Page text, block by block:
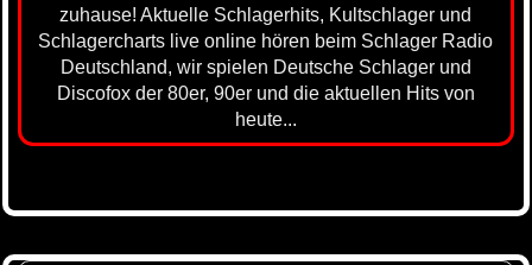
zuhause! Aktuelle Schlagerhits, Kultschlager und
Schlagercharts live online hören beim Schlager Radio
Deutschland, wir spielen Deutsche Schlager und
Discofox der 80er, 90er und die aktuellen Hits von
heute...